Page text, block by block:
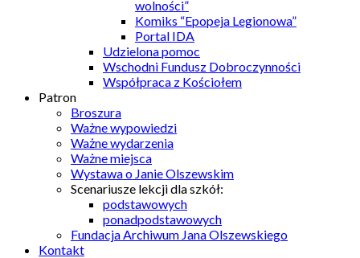
wolności”
Komiks “Epopeja Legionowa”
Portal IDA
Udzielona pomoc
Wschodni Fundusz Dobroczynności
Współpraca z Kościołem
Patron
Broszura
Ważne wypowiedzi
Ważne wydarzenia
Ważne miejsca
Wystawa o Janie Olszewskim
Scenariusze lekcji dla szkół:
podstawowych
ponadpodstawowych
Fundacja Archiwum Jana Olszewskiego
Kontakt